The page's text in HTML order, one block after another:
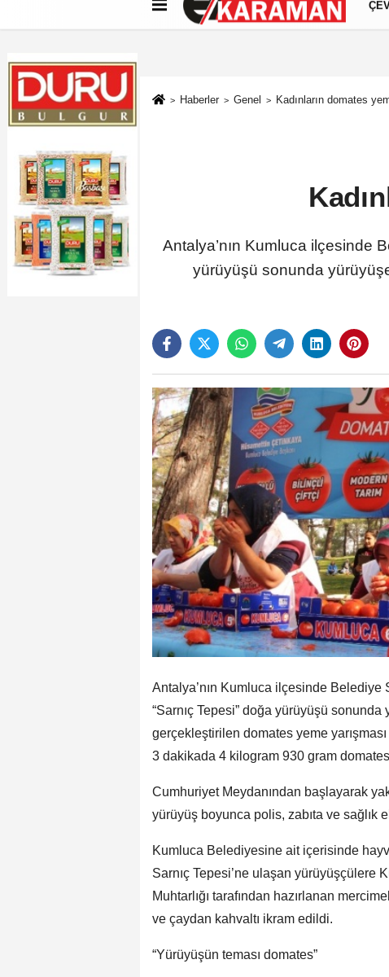
Künye İletişim Çerez Politikası
Haberler Genel Kadınların domates
Antalya’nın Kumluca ilçesinde
yürüyüşü sonunda
Antalya’nın Kumluca ilçesinde
“Sarnıç Tepesi” doğa yürüyüşü sonunda
gerçekleştirilen domates yeme
3 dakikada 4 kilogram 930 gram
Cumhuriyet Meydanından başlayarak
yürüyüş boyunca polis, zabıta ve sağlık
Kumluca Belediyesine ait içerisinde
Sarnıç Tepesi’ne ulaşan yürüyüşçülere
Muhtarlığı tarafından hazırlanan
ve çaydan kahvaltı ikram edildi.
“Yürüyüşün teması domates”